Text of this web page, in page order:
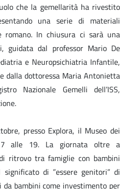
che la gemellarità ha rivestito
una serie di materiali
In chiusura ci sarà una
guidata dal professor Mario De
e Neuropsichiatria Infantile,
dalla dottoressa Maria Antonietta
Nazionale Gemelli dell’ISS,
presso Explora, il Museo dei
alle 19. La giornata oltre a
ritrovo tra famiglie con bambini
di ”essere genitori” di
bambini come investimento per